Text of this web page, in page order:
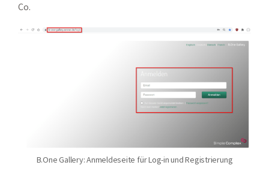
Co.
B.One Gallery: Anmeldeseite für Log-in und Registrierung